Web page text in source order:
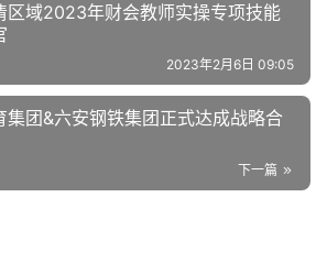
区域2023年财会教师实操专项技能
2023年2月6日 09:05
集团&六安钢铁集团正式达成战略合
下一篇